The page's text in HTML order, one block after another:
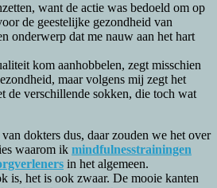
want de actie was bedoeld om op
de geestelijke gezondheid van
onderwerp dat me nauw aan het hart
kom aanhobbelen, zegt misschien
maar volgens mij zegt het
de verschillende sokken, die toch wat
dokters dus, daar zouden we het over
waarom ik mindfulnesstrainingen
in het algemeen.
is, het is ook zwaar. De mooie kanten